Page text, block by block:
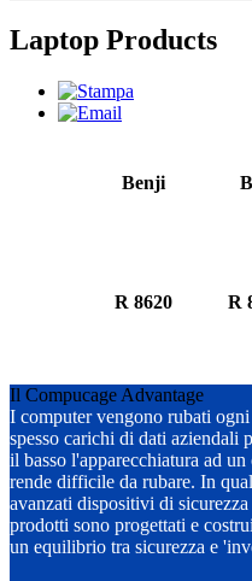
Laptop Products
Benji
R 8620 R
Il Compucage Advantage
I computer vengono rubati
spesso carichi di dati aziendali
il basso l'apparecchiatura ad
rende difficile da rubare. In
avanzati dispositivi di
prodotti sono progettati e
un equilibrio tra sicurezza e